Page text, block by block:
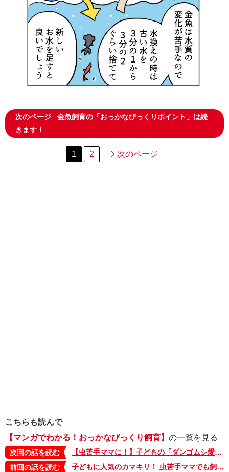
次のページ
金魚飼育の「おっかなびっくりポイント」は続
きます！
1 2 次のページ
こちらも読んで
【マンガでわかる！おっかなびっくり飼育】 の一覧を見る
次回の話を読む
【虫苦手ママに！】子どもの「ダンゴムシ愛」は大切にしたいけど、虫は苦手。そんなママに贈る、ダンゴムシの飼育法【マンガでわかる！おっかなびっくり飼育】
前回の話を読む
子どもに人気のカマキリ！ 虫苦手ママでも飼えるポイントは？【マンガでわかる！おっかなびっくり飼育】